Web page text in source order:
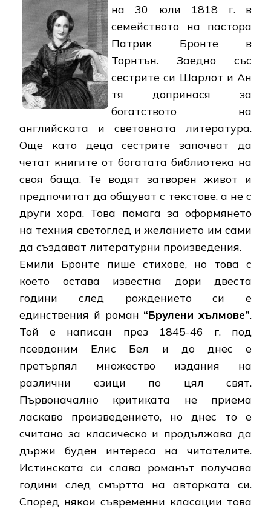
на 30 юли 1818 г. в
семейството на пастора
Патрик Бронте в
Торнтън. Заедно със
сестрите си Шарлот и Ан
тя допринася за
богатството на
английската и световната литература.
Още като деца сестрите започват да
четат книгите от богатата библиотека на
своя баща. Те водят затворен живот и
предпочитат да общуват с текстове, а не с
други хора. Това помага за оформянето
на техния светоглед и желанието им сами
да създават литературни произведения.
Емили Бронте пише стихове, но това с
което остава известна дори двеста
години след рождението си е
единствения й роман “Брулени хълмове”.
Той е написан през 1845-46 г. под
псевдоним Елис Бел и до днес е
претърпял множество издания на
различни езици по цял свят.
Първоначално критиката не приема
ласкаво произведението, но днес то е
считано за класическо и продължава да
държи буден интереса на читателите.
Истинската си слава романът получава
години след смъртта на авторката си.
Според някои съвременни класации това